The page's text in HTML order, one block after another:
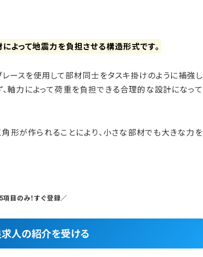
よって地震力を負担させる構造形式です。
ースを使用して部材同士をタスキ掛けのように補強し
軸力によって荷重を負担できる合理的な設計になって
形が作られることにより、小さな部材でも大きな力を
項目のみ！すぐ登録／
求人の紹介を受ける